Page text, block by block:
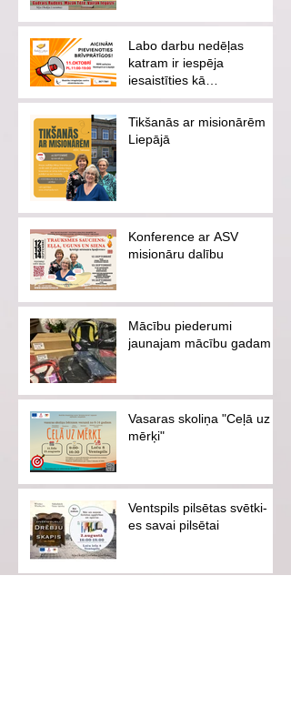
Labo darbu nedēļas
katram ir iespēja
iesaistīties kā
brīvprātīgajam vai
ziedotājam
Tikšanās ar misionārēm
Liepājā
Konference ar ASV
misionāru dalību
Mācību piederumi
jaunajam mācību gadam
Vasaras skoliņa "Ceļā uz
mērķi"
Ventspils pilsētas svētki-
es savai pilsētai